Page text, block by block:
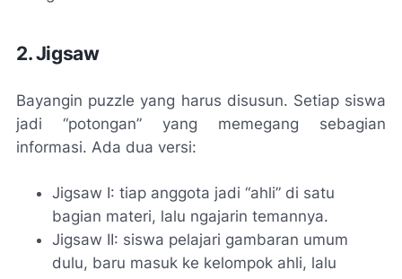
2. Jigsaw
Bayangin puzzle yang harus disusun. Setiap siswa
jadi “potongan” yang memegang sebagian
informasi. Ada dua versi:
Jigsaw I: tiap anggota jadi “ahli” di satu
bagian materi, lalu ngajarin temannya.
Jigsaw II: siswa pelajari gambaran umum
dulu, baru masuk ke kelompok ahli, lalu